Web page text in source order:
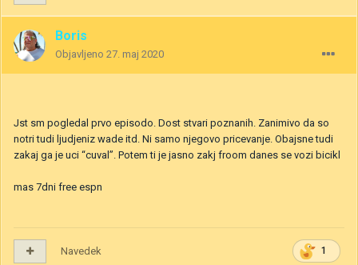
Boris
Objavljeno 27. maj 2020
Jst sm pogledal prvo episodo. Dost stvari poznanih. Zanimivo da so
notri tudi ljudjeniz wade itd. Ni samo njegovo pricevanje. Obajsne tudi
zakaj ga je uci “cuval”. Potem ti je jasno zakj froom danes se vozi bicikl
mas 7dni free espn
1
Navedek